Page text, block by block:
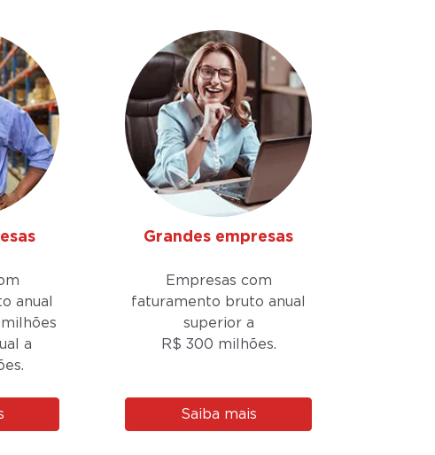
anual
a
Grandes empresas
Empresas com
faturamento bruto anual
superior a
R$ 300 milhões.
Saiba mais